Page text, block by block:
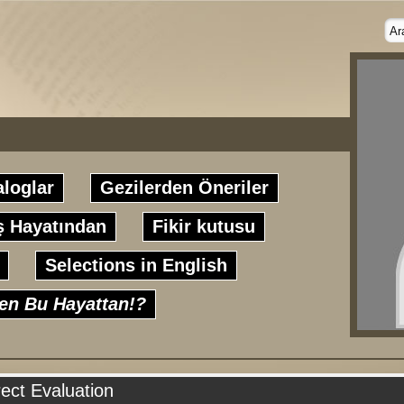
Gezilerden Öneriler
Hayatından
Fikir kutusu
Selections in English
Bu Hayattan!?
Evaluation